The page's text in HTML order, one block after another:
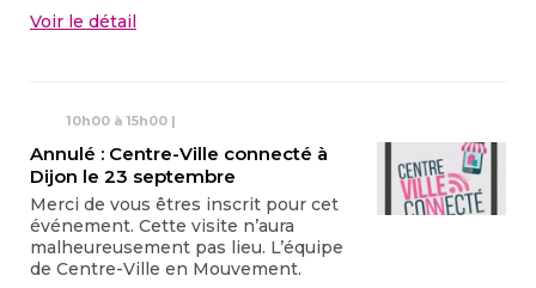
Voir le détail
10h00 à 15h00 |
Annulé : Centre-Ville connecté à
Dijon le 23 septembre
Merci de vous êtres inscrit pour cet
événement. Cette visite n’aura
malheureusement pas lieu. L’équipe
de Centre-Ville en Mouvement.